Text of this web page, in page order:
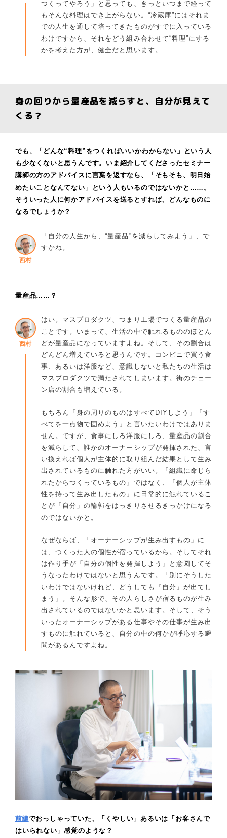
つくってやろう」と思っても、きっといつまで経って
もそんな料理はでき上がらない。“冷蔵庫”にはそれま
での人生を通して培ってきたものがすでに入っている
わけですから、それをどう組み合わせて“料理”にする
かを考えた方が、健全だと思います。
身の回りから量産品を減らすと、自分が見えて
くる？
でも、「どんな“料理”をつくればいいかわからない」という人
も少なくないと思うんです。いま紹介してくださったセミナー
講師の方のアドバイスに言葉を返すなら、「そもそも、明日始
めたいことなんてない」という人もいるのではないかと……。
そういった人に何かアドバイスを送るとすれば、どんなものに
なるでしょうか？
西村
「自分の人生から、“量産品”を減らしてみよう」、で
すかね。
量産品……？
西村
はい。マスプロダクツ、つまり工場でつくる量産品の
ことです。いまって、生活の中で触れるもののほとん
どが量産品になっていますよね。そして、その割合は
どんどん増えていると思うんです。コンビニで買う食
事、あるいは洋服など、意識しないと私たちの生活は
マスプロダクツで満たされてしまいます。街のチェー
ン店の割合も増えている。
もちろん「身の周りのものはすべてDIYしよう」「す
べてを一点物で固めよう」と言いたいわけではありま
せん。ですが、食事にしろ洋服にしろ、量産品の割合
を減らして、誰かのオーナーシップが発揮された、言
い換えれば個人が主体的に取り組んだ結果として生み
出されているものに触れた方がいい。「組織に命じら
れたからつくっているもの」ではなく、「個人が主体
性を持って生み出したもの」に日常的に触れているこ
とが「自分」の輪郭をはっきりさせるきっかけになる
のではないかと。
なぜならば、「オーナーシップが生み出すもの」に
は、つくった人の個性が宿っているから。そしてそれ
は作り手が「自分の個性を発揮しよう」と意図してそ
うなったわけではないと思うんです。「別にそうした
いわけではないけれど、どうしても『自分』が出てし
まう」。そんな形で、その人らしさが宿るものが生み
出されているのではないかと思います。そして、そう
いったオーナーシップがある仕事やその仕事が生み出
すものに触れていると、自分の中の何かが呼応する瞬
間があるんですよね。
前編でおっしゃっていた、「くやしい」あるいは「お客さんで
はいられない」感覚のような？